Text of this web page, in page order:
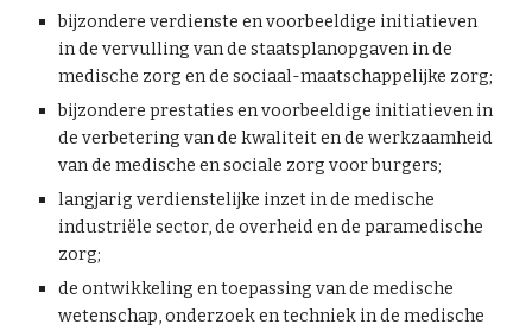
bijzondere verdienste en voorbeeldige initiatieven
in de vervulling van de staatsplanopgaven in de
medische zorg en de sociaal-maatschappelijke zorg;
bijzondere prestaties en voorbeeldige initiatieven in
de verbetering van de kwaliteit en de werkzaamheid
van de medische en sociale zorg voor burgers;
langjarig verdienstelijke inzet in de medische
industriële sector, de overheid en de paramedische
zorg;
de ontwikkeling en toepassing van de medische
wetenschap, onderzoek en techniek in de medische